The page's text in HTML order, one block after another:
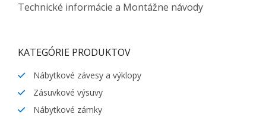
Technické informácie a Montážne návody
KATEGÓRIE PRODUKTOV
Nábytkové závesy a výklopy
Zásuvkové výsuvy
Nábytkové zámky